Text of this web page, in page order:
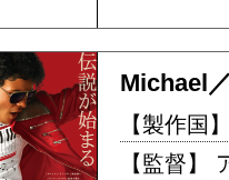
Michael
【製作国
【監督】